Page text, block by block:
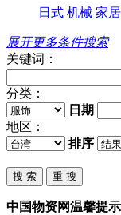
日式 机械 家居
展开更多条件搜索
关键词：
分类：
日期
地区：
排序
中国物资网温馨提示